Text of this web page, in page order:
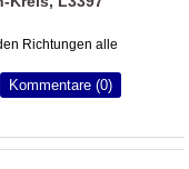
Richtungen alle
Kommentare (0)